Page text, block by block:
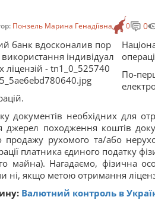
Понзель Марина Генадіївна 0 0
По-
документів необхідних для
джерел походження коштів
продажу рухомого та/або
платника єдиного податку
майна). Нагадаємо, фізична
ні, якщо метою отримання
Валютний контроль в